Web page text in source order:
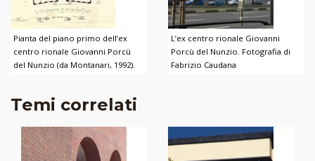
Pianta del piano primo dell’ex
centro rionale Giovanni Porcù
del Nunzio (da Montanari, 1992).
L’ex centro rionale Giovanni
Porcù del Nunzio. Fotografia di
Fabrizio Caudana
Temi correlati